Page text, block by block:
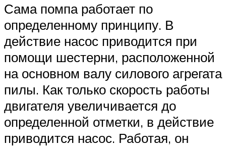
Сама помпа работает по
определенному принципу. В
действие насос приводится при
помощи шестерни, расположенной
на основном валу силового агрегата
пилы. Как только скорость работы
двигателя увеличивается до
определенной отметки, в действие
приводится насос. Работая, он